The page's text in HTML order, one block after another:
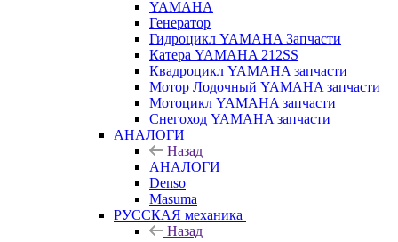
YAMAHA
Генератор
Гидроцикл YAMAHA Запчасти
Катера YAMAHA 212SS
Квадроцикл YAMAHA запчасти
Мотор Лодочный YAMAHA запчасти
Мотоцикл YAMAHA запчасти
Снегоход YAMAHA запчасти
АНАЛОГИ
Назад
АНАЛОГИ
Denso
Masuma
РУССКАЯ механика
Назад